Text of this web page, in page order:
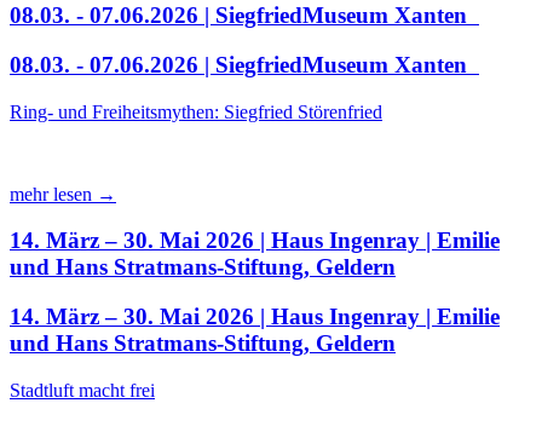
08.03. - 07.06.2026 | SiegfriedMuseum Xanten
08.03. - 07.06.2026 | SiegfriedMuseum Xanten
Ring- und Freiheitsmythen: Siegfried Störenfried
mehr lesen →
14. März – 30. Mai 2026 | Haus Ingenray | Emilie
und Hans Stratmans-Stiftung, Geldern
14. März – 30. Mai 2026 | Haus Ingenray | Emilie
und Hans Stratmans-Stiftung, Geldern
Stadtluft macht frei